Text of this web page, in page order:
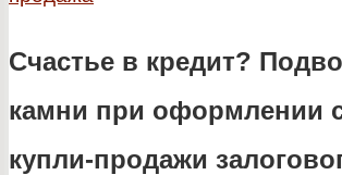
Счастье в кредит?
камни при оформлении
купли-продажи